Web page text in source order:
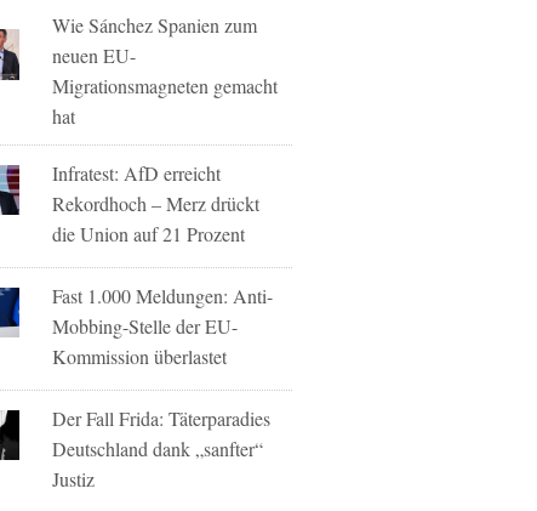
Wie Sánchez Spanien zum
neuen EU-
Migrationsmagneten gemacht
hat
Infratest: AfD erreicht
Rekordhoch – Merz drückt
die Union auf 21 Prozent
Fast 1.000 Meldungen: Anti-
Mobbing-Stelle der EU-
Kommission überlastet
Der Fall Frida: Täterparadies
Deutschland dank „sanfter“
Justiz